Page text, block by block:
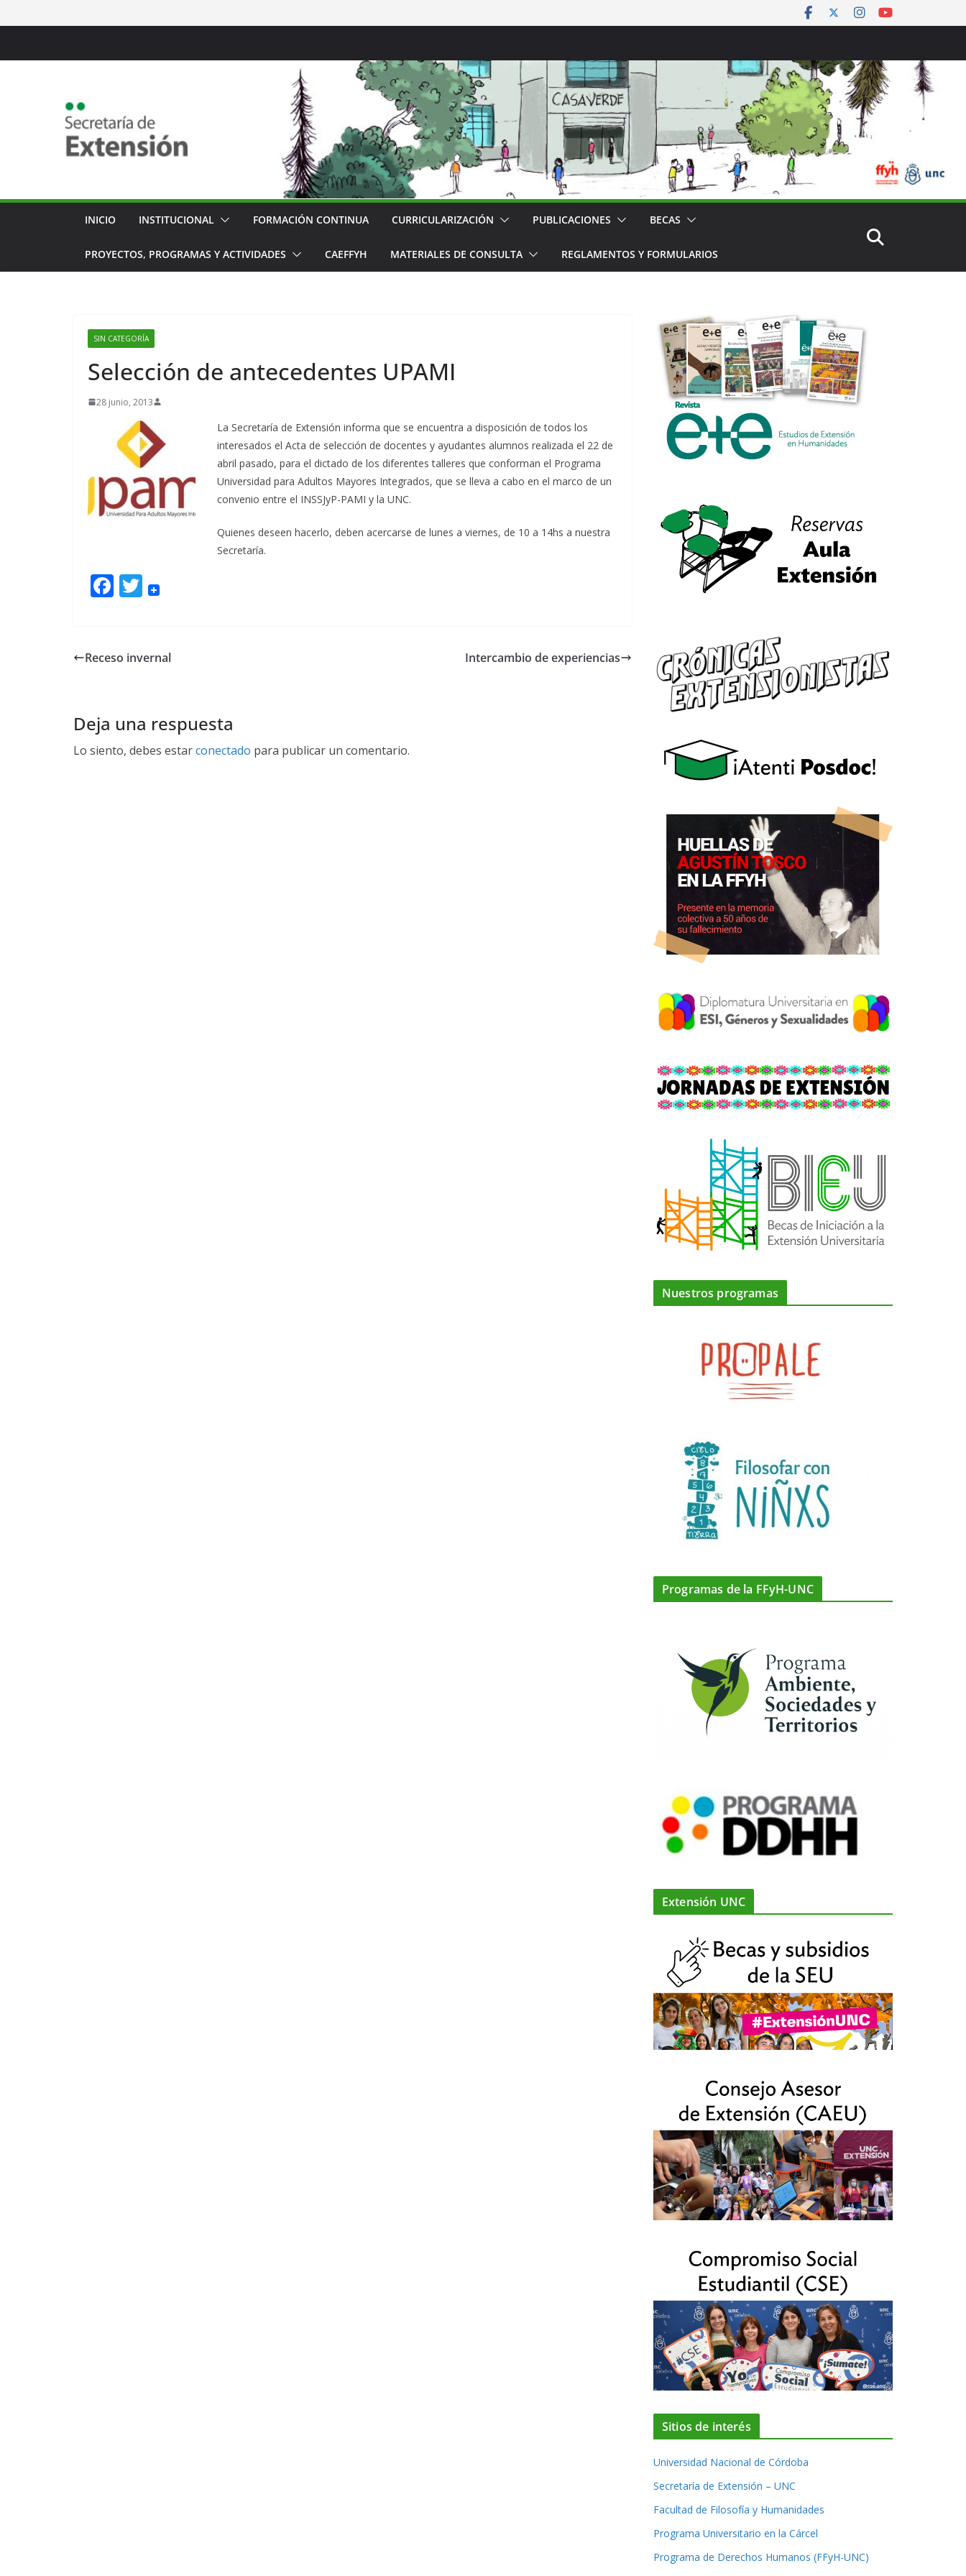
al
INICIO INSTITUCIONAL FORMACIÓN CONTINUA CURRICULARIZACIÓN PUBLICACIONES BECAS
PROYECTOS, PROGRAMAS Y ACTIVIDADES CAEFFYH MATERIALES DE CONSULTA REGLAMENTOS Y FORMULARIOS
SIN CATEGORÍA
Selección de antecedentes UPAMI
28 junio, 2013
La Secretaría de Extensión informa que se encuentra a disposición de todos los
interesados el Acta de selección de docentes y ayudantes alumnos realizada el 22 de
abril pasado, para el dictado de los diferentes talleres que conforman el Programa
Universidad para Adultos Mayores Integrados, que se lleva a cabo en el marco de un
convenio entre el INSSJyP-PAMI y la UNC.
Quienes deseen hacerlo, deben acercarse de lunes a viernes, de 10 a 14hs a nuestra
Secretaría.
F
ac
b
k
T
er
Receso invernal Intercambio de experiencias
Deja una respuesta
Lo siento, debes estarconectado para publicar un comentario.
Nuestros programas
Programas de la FFyH-UNC
Extensión UNC
Sitios de interés
Universidad Nacional de Córdoba
Secretaría de Extensión – UNC
Facultad de Filosofía y Humanidades
Programa Universitario en la Cárcel
Programa de Derechos Humanos (FFyH-UNC)